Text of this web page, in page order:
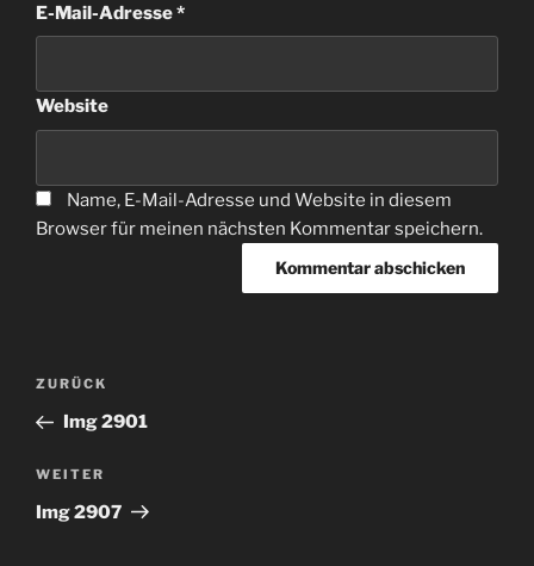
E-Mail-Adresse*
Website
Name, E-Mail-Adresse und Website in diesem
Browser für meinen nächsten Kommentar speichern.
Beitragsnavigation
Vorheriger
Beitrag
ZURÜCK
Img 2901
Nächster
Beitrag
WEITER
Img 2907